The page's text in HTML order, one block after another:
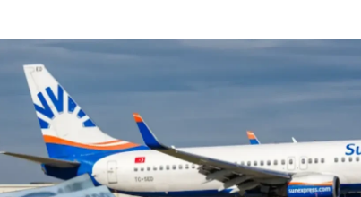
Erzincan
Gaziantep
Giresun